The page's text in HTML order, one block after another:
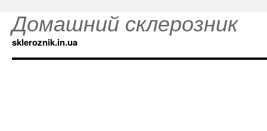
Домашний склерозник
skleroznik.in.ua